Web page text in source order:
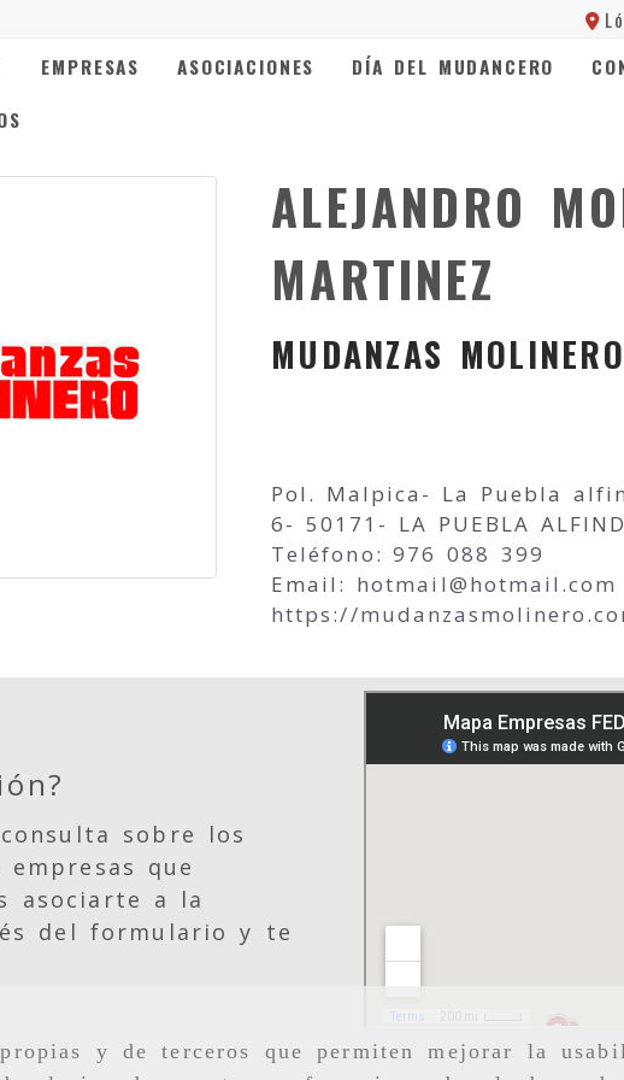
y de terceros que permiten mejorar la
EMPRESAS ASOCIACIONES DÍA DEL MUDANCERO
ALEJANDRO
MARTINEZ
MUDANZAS MOLINERO
Pol. Malpica- La Puebla
6- 50171- LA PUEBLA
Teléfono: 976 088 399
Email: hotmail
hotmail.com
https://
sobre los
que
asociarte a la
del formulario y te